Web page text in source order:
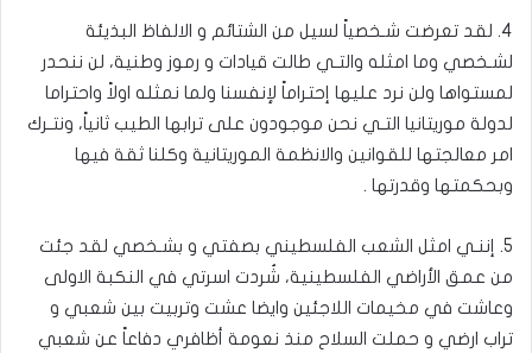
4. لقد تعرضت شـخصياً لسيل من الشتائم و الالفاظ البذيئة
لشـخصي وما امثله والتـي طالت قيادات و رموز وطنية، لن ننحدر
لمستواها ولن نرد عليها إحتراماً لإنفسنا ولما نمثله اولاً واحتراما
لدولة موريتانيا التـي نحن موجودون على ترابها الطيب ثانياً، ونتـرك
امر معالجتها للقوانين والانظمة الموريتانية وكلنا ثقة فيها
وبحكمتها وقدرتها .
5. إننـي امثل الشعب الفلسطيني بصفتي و بشـخصي لقد جئت
من عمق الأراضي الفلسطينية، شُردت اسرتي في النكبة الاولى
وعاشت في مخيمات اللاجئين وايضا عشت وتربيت بين شعبي و
تراب ارضي و حملت السلاح منذ نعومة أظافري دفاعاً عن شعبي